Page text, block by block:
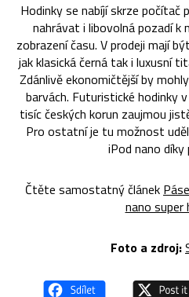
Hodinky se nabíjí skrze počítač
nahrávat i libovolná pozadí
zobrazení času. V prodeji mají
jak klasická černá tak i luxusní
Zdánlivě ekonomičtější by
barvách. Futuristické hodinky
tisíc českých korun zaujmou
Pro ostatní je tu možnost
iPod nano díky
Čtěte samostatný článek
nano super
Foto a zdroj: